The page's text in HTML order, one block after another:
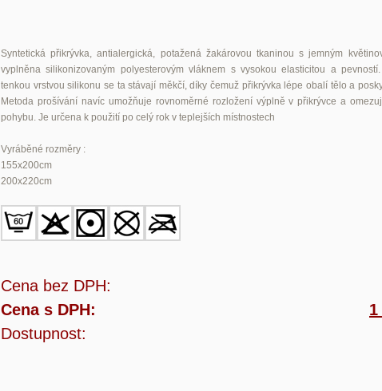
Syntetická přikrývka, antialergická, potažená žakárovou tkaninou s jemným
vyplněna silikonizovaným polyesterovým vláknem s vysokou elasticitou a
tenkou vrstvou silikonu se ta stávají měkčí, díky čemuž přikrývka lépe obalí tělo a
Metoda prošívání navíc umožňuje rovnoměrné rozložení výplně v přikrývce a
pohybu. Je určena k použití po celý rok v teplejších místnostech
Vyráběné rozměry :
155x200cm
200x220cm
Cena bez DPH:
Cena s DPH:
1
Dostupnost: